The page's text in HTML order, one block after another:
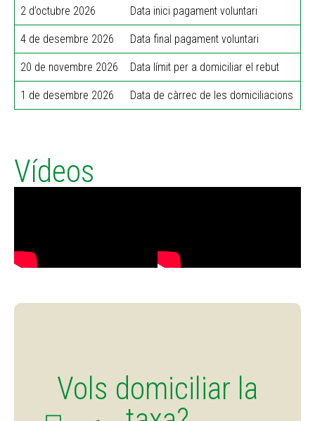
2 d’octubre 2026 Data inici pagament voluntari
4 de desembre 2026 Data final pagament voluntari
20 de novembre 2026 Data límit per a domiciliar el rebut
1 de desembre 2026 Data de càrrec de les domiciliacions
Vídeos
Vols domiciliar la